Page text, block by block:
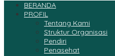
BERANDA
PROFIL
Tentang Kami
Struktur Organisasi
Pendiri
Penasehat